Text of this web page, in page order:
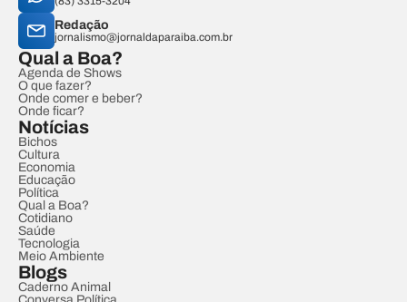
Redação
jornalismo@jornaldaparaiba.com.br
Qual a Boa?
Agenda de Shows
O que fazer?
Onde comer e beber?
Onde ficar?
Notícias
Bichos
Cultura
Economia
Educação
Política
Qual a Boa?
Cotidiano
Saúde
Tecnologia
Meio Ambiente
Blogs
Caderno Animal